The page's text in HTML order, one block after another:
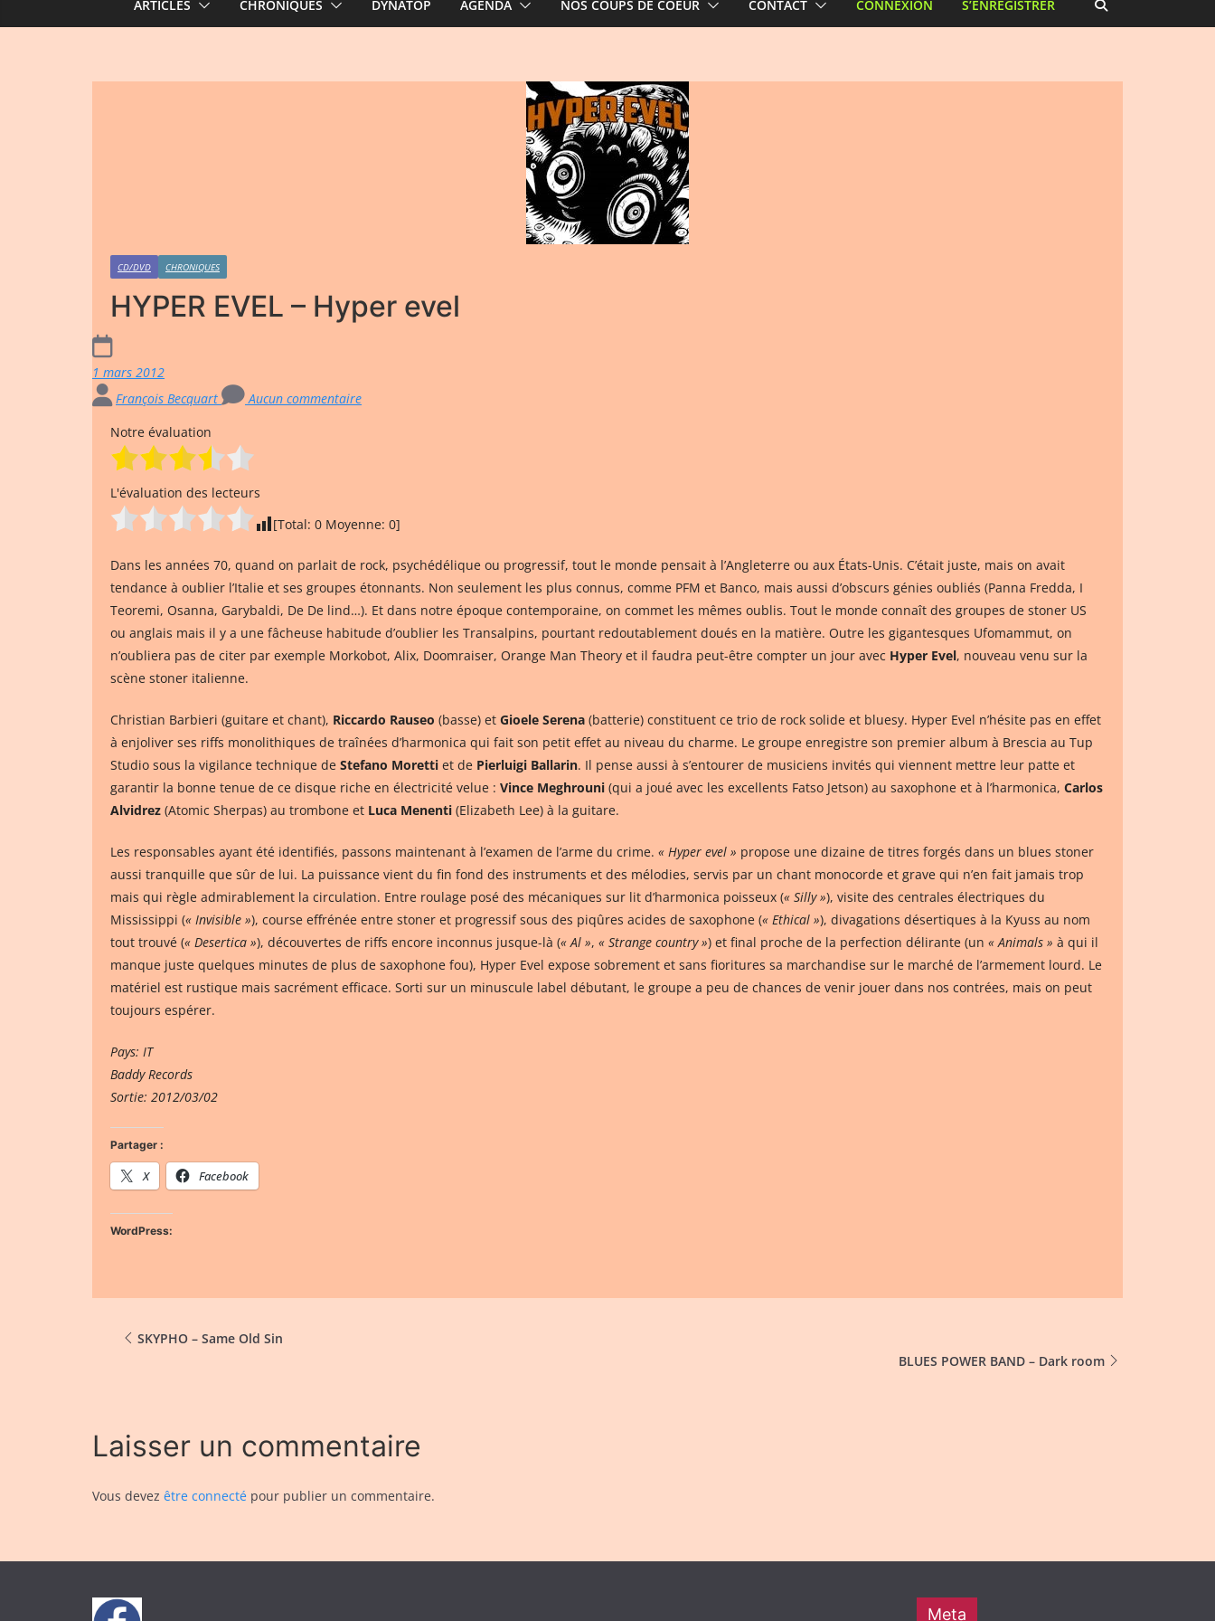
ARTICLES CHRONIQUES DYNATOP AGENDA NOS COUPS DE COEUR CONTACT CONNEXION S’ENREGISTRER
CD/DVD CHRONIQUES
HYPER EVEL – Hyper evel
1 mars 2012
François Becquart
Aucun commentaire
Notre évaluation
L'évaluation des lecteurs
[Total: 0 Moyenne: 0]
Dans les années 70, quand on parlait de rock, psychédélique ou progressif, tout le monde pensait à l’Angleterre ou aux États-Unis. C’était juste, mais on avait
tendance à oublier l’Italie et ses groupes étonnants. Non seulement les plus connus, comme PFM et Banco, mais aussi d’obscurs génies oubliés (Panna Fredda, I
Teoremi, Osanna, Garybaldi, De De lind…). Et dans notre époque contemporaine, on commet les mêmes oublis. Tout le monde connaît des groupes de stoner US
ou anglais mais il y a une fâcheuse habitude d’oublier les Transalpins, pourtant redoutablement doués en la matière. Outre les gigantesques Ufomammut, on
n’oubliera pas de citer par exemple Morkobot, Alix, Doomraiser, Orange Man Theory et il faudra peut-être compter un jour avec Hyper Evel, nouveau venu sur la
scène stoner italienne.
Christian Barbieri (guitare et chant), Riccardo Rauseo (basse) et Gioele Serena (batterie) constituent ce trio de rock solide et bluesy. Hyper Evel n’hésite pas en effet
à enjoliver ses riffs monolithiques de traînées d’harmonica qui fait son petit effet au niveau du charme. Le groupe enregistre son premier album à Brescia au Tup
Studio sous la vigilance technique de Stefano Moretti et de Pierluigi Ballarin. Il pense aussi à s’entourer de musiciens invités qui viennent mettre leur patte et
garantir la bonne tenue de ce disque riche en électricité velue : Vince Meghrouni (qui a joué avec les excellents Fatso Jetson) au saxophone et à l’harmonica, Carlos
Alvidrez (Atomic Sherpas) au trombone et Luca Menenti (Elizabeth Lee) à la guitare.
Les responsables ayant été identifiés, passons maintenant à l’examen de l’arme du crime. « Hyper evel » propose une dizaine de titres forgés dans un blues stoner
aussi tranquille que sûr de lui. La puissance vient du fin fond des instruments et des mélodies, servis par un chant monocorde et grave qui n’en fait jamais trop
mais qui règle admirablement la circulation. Entre roulage posé des mécaniques sur lit d’harmonica poisseux (« Silly »), visite des centrales électriques du
Mississippi (« Invisible »), course effrénée entre stoner et progressif sous des piqûres acides de saxophone (« Ethical »), divagations désertiques à la Kyuss au nom
tout trouvé (« Desertica »), découvertes de riffs encore inconnus jusque-là (« Al », « Strange country ») et final proche de la perfection délirante (un « Animals » à qui il
manque juste quelques minutes de plus de saxophone fou), Hyper Evel expose sobrement et sans fioritures sa marchandise sur le marché de l’armement lourd. Le
matériel est rustique mais sacrément efficace. Sorti sur un minuscule label débutant, le groupe a peu de chances de venir jouer dans nos contrées, mais on peut
toujours espérer.
Pays: IT
Baddy Records
Sortie: 2012/03/02
Partager :
X Facebook
WordPress:
SKYPHO – Same Old Sin
BLUES POWER BAND – Dark room
Laisser un commentaire
Vous devez être connecté pour publier un commentaire.
Meta